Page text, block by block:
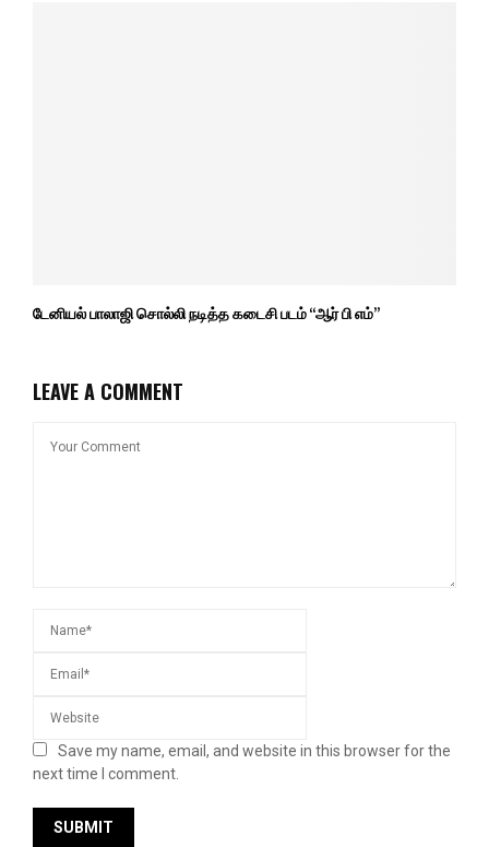
டேனியல் பாலாஜி சொல்லி நடித்த கடைசி படம் “ஆர் பி எம்”
LEAVE A COMMENT
Save my name, email, and website in this browser for the
next time I comment.